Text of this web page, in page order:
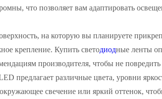
что позволяет вам адаптировать
на которую вы планируете
крепление. Купить светодиодные ленты
производителя, чтобы не
предлагает различные цвета, уровни
свечение или яркий оттенок,